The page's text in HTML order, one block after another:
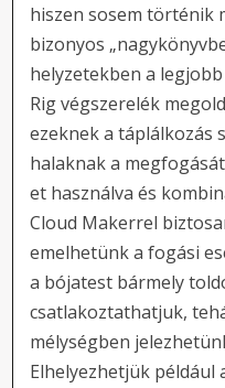
hiszen sosem történik
bizonyos
helyzetekben a
Rig végszerelék
ezeknek a táplálkozás
halaknak a
et használva és
Cloud Makerrel
emelhetünk a fogási
a bójatest bármely
csatlakoztathatjuk,
mélységben
Elhelyezhetjük például